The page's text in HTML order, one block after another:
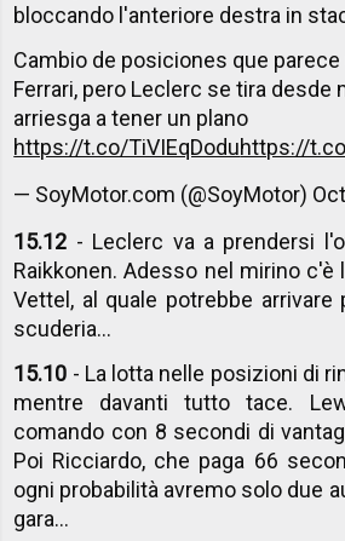
bloccando l'anteriore destra in
Cambio de posiciones que parece
Ferrari, pero Leclerc se tira desde
arriesga a tener un plano
https://t.co/TiVIEqDoduhttps://
— SoyMotor.com (@SoyMotor)
15.12 - Leclerc va a prendersi
Raikkonen. Adesso nel mirino c'è
Vettel, al quale potrebbe
scuderia...
15.10 - La lotta nelle posizioni di
mentre davanti tutto tace.
comando con 8 secondi di
Poi Ricciardo, che paga 66
ogni probabilità avremo solo due
gara...